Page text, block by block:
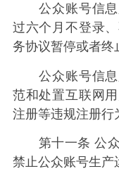
公众账号信息
过六个月不登录
务协议暂停或者终
公众账号信息
范和处置互联网
注册等违规注册行
第十一条 公众
禁止公众账号生产